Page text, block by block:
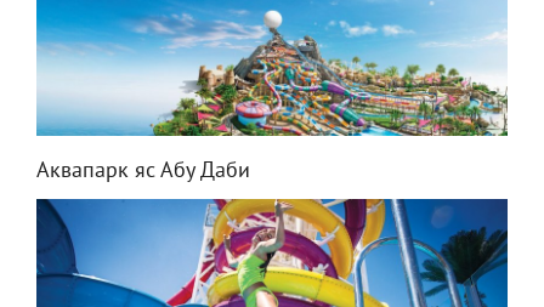
Аквапарк яс Абу Даби